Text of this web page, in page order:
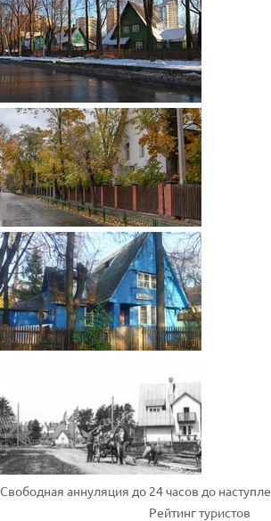
Свободная аннуляция до 24 часов до
Рейтинг туристов